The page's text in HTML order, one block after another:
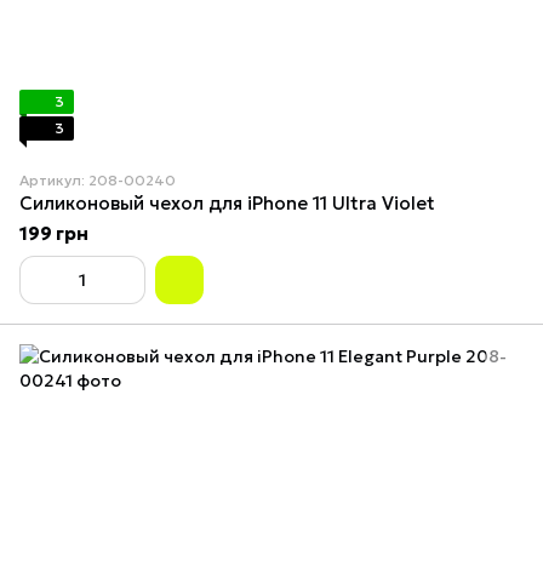
3
3
Артикул: 208-00240
Силиконовый чехол для iPhone 11 Ultra Violet
199 грн